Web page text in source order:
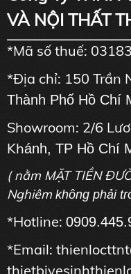
VÀ NỘI THẤT
*Mã số thuế:
*Địa chỉ: 150 Trần
Thành Phố Hồ Chí
Showroom: 2/6
Khánh, TP Hồ Chí
( nằm MẶT TIỀN
Nghiêm không phải
*Hotline:
*Email: